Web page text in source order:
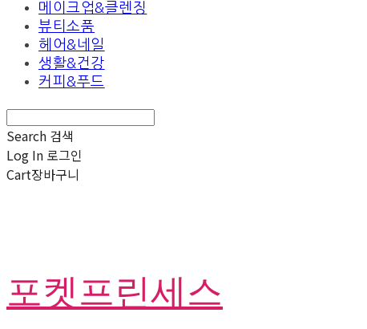
메이크업&클렌징
뷰티소품
헤어&네일
생활&건강
커피&푸드
Search 검색
Log In 로그인
Cart장바구니
포켓프린세스